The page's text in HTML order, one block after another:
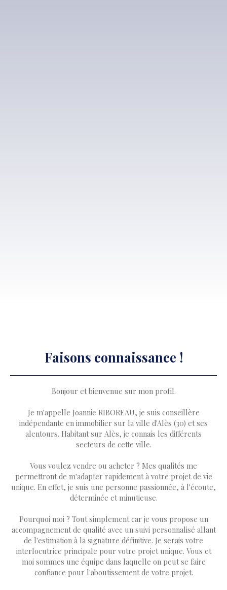
Faisons connaissance !
Bonjour et bienvenue sur mon profil.
Je m'appelle Joannie RIBOREAU, je suis conseillère
indépendante en immobilier sur la ville d'Alès (30) et ses
alentours. Habitant sur Alès, je connais les différents
secteurs de cette ville.
Vous voulez vendre ou acheter ? Mes qualités me
permettront de m'adapter rapidement à votre projet de vie
unique. En effet, je suis une personne passionnée, à l'écoute,
déterminée et minutieuse.
Pourquoi moi ? Tout simplement car je vous propose un
accompagnement de qualité avec un suivi personnalisé allant
de l'estimation à la signature définitive. Je serais votre
interlocutrice principale pour votre projet unique. Vous et
moi sommes une équipe dans laquelle on peut se faire
confiance pour l'aboutissement de votre projet.